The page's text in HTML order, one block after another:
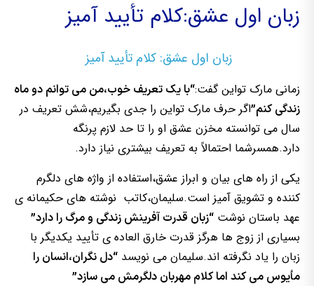
زبان اول عشق:کلام تأیید آمیز
زبان اول عشق: کلام تأیید آمیز
زمانی مارک تواین گفت:“با یک تعریف خوب،من می توانم دو ماه
زندگی کنم”اگر حرف مارک تواین را جدی بگیریم،شش تعریف در
سال می توانسته مخزن عشق او را تا حد لازم پرنگه
دارد.همسرشما احتمالاً به تعریف بیشتری نیاز دارد.
یکی از راه های بیان و ابراز عشق،استفاده از واژه های دلگرم
کننده و تشویق آمیز است.سلیمان،کاتب نوشته های حکیمانه ی
عهد باستان نوشت “زبان قدرت آفرینش زندگی و مرگ را دارد”
بسیاری از زوج ها هرگز قدرت خارق العاده ی تأیید یکدیگر با
زبان را یاد نگرفته اند.سلیمان می نویسد “دل نگران،انسان را
مأیوس می کند اما کلام مهربان دلگرمش می سازد”